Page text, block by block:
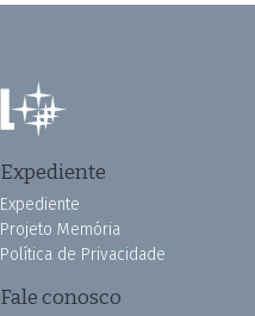
Expediente
Expediente
Projeto Memória
Política de Privacidade
Fale conosco